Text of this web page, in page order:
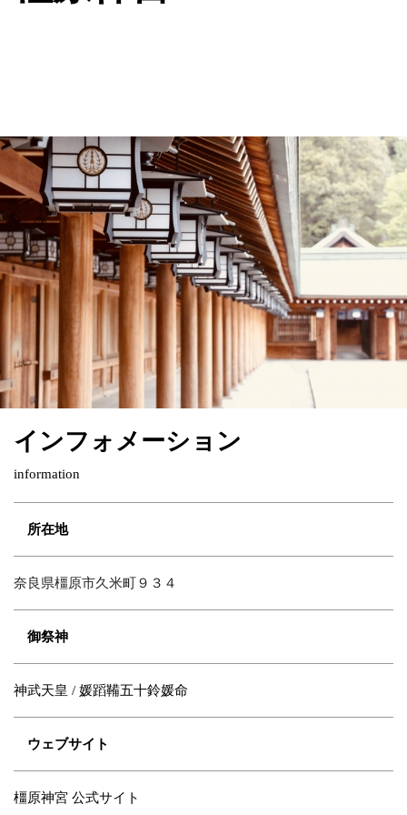
インフォメーション
information
所在地
奈良県橿原市久米町９３４
御祭神
神武天皇 / 媛蹈鞴五十鈴媛命
ウェブサイト
橿原神宮 公式サイト